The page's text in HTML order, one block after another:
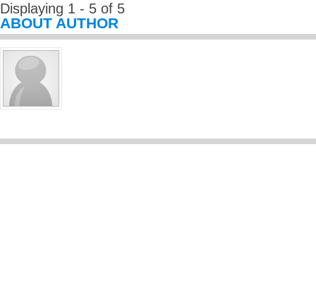
Displaying 1 - 5 of 5
ABOUT AUTHOR